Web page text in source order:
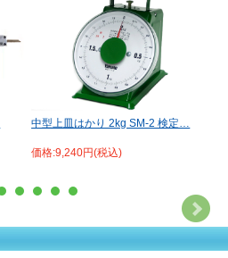
中型上皿はかり 2kg SM-2 検定…
価格:9,240円(税込)